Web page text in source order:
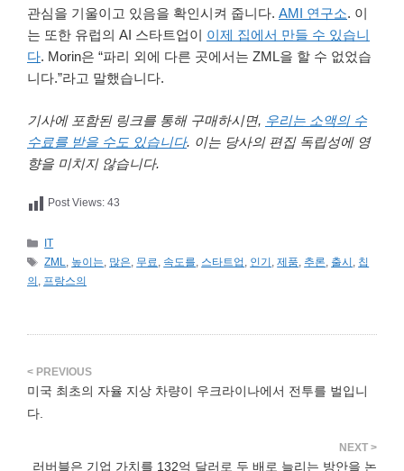
관심을 기울이고 있음을 확인시켜 줍니다. AMI 연구소. 이
는 또한 유럽의 AI 스타트업이 이제 집에서 만들 수 있습니
다. Morin은 “파리 외에 다른 곳에서는 ZML을 할 수 없었습
니다.”라고 말했습니다.
기사에 포함된 링크를 통해 구매하시면, 우리는 소액의 수
수료를 받을 수도 있습니다. 이는 당사의 편집 독립성에 영
향을 미치지 않습니다.
Post Views: 43
카
테
리
IT
태
그
ZML, 높이는, 많은, 무료, 속도를, 스타트업 , 인기 ,제품, 추론, 출시 , 칩
의 , 프랑스의
미국 최초의 자율 지상 차량이 우크라이나에서 전투를 벌입니
다.
러버블은 기업 가치를 132억 달러로 두 배로 늘리는 방안을 논